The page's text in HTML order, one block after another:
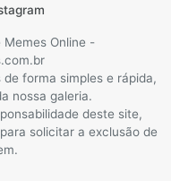
Memes Online -
forma simples e rápida,
nossa galeria.
deste site,
solicitar a exclusão de